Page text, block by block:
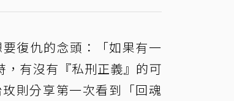
復仇的念頭：「如果有一
有沒有『私刑正義』的可
則分享第一次看到「回魂